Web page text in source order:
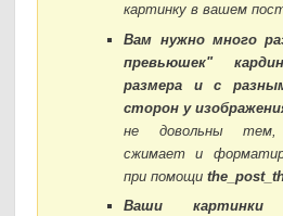
картинку в вашем
Вам нужно много
превьюшек"
размера и с
сторон у
не довольны тем,
сжимает и
при помощи
Ваши